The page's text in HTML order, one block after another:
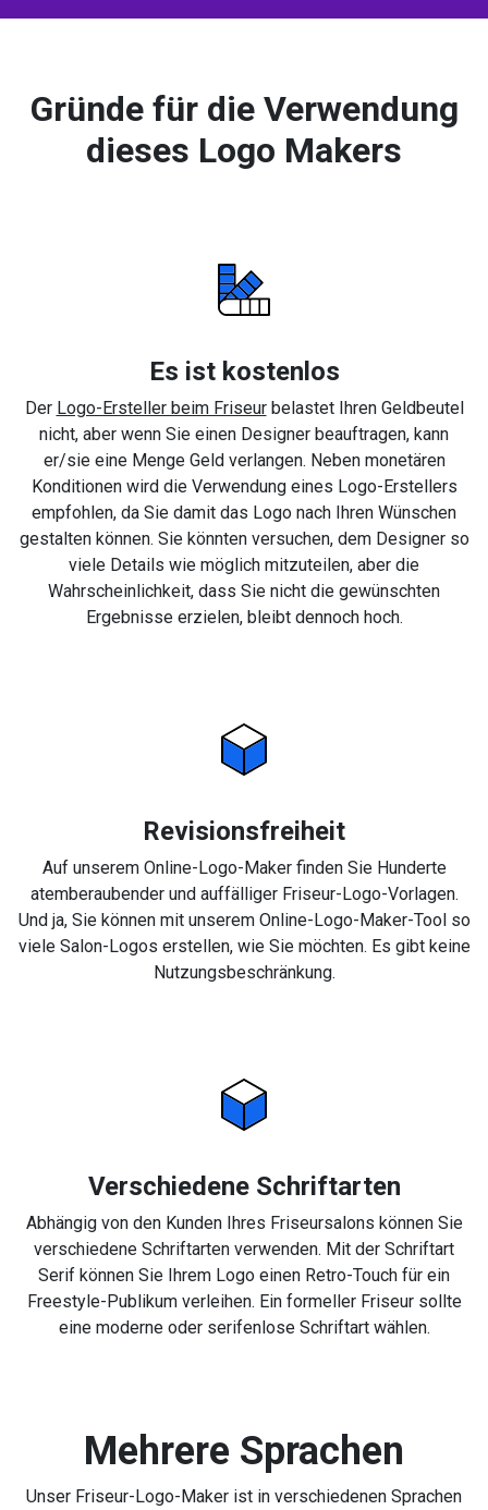
Gründe für die Verwendung
dieses Logo Makers
Es ist kostenlos
Der Logo-Ersteller beim Friseurbelastet Ihren Geldbeutel
nicht, aber wenn Sie einen Designer beauftragen, kann
er/sie eine Menge Geld verlangen. Neben monetären
Konditionen wird die Verwendung eines Logo-Erstellers
empfohlen, da Sie damit das Logo nach Ihren Wünschen
gestalten können. Sie könnten versuchen, dem Designer so
viele Details wie möglich mitzuteilen, aber die
Wahrscheinlichkeit, dass Sie nicht die gewünschten
Ergebnisse erzielen, bleibt dennoch hoch.
Revisionsfreiheit
Auf unserem Online-Logo-Maker finden Sie Hunderte
atemberaubender und auffälliger Friseur-Logo-Vorlagen.
Und ja, Sie können mit unserem Online-Logo-Maker-Tool so
viele Salon-Logos erstellen, wie Sie möchten. Es gibt keine
Nutzungsbeschränkung.
Verschiedene Schriftarten
Abhängig von den Kunden Ihres Friseursalons können Sie
verschiedene Schriftarten verwenden. Mit der Schriftart
Serif können Sie Ihrem Logo einen Retro-Touch für ein
Freestyle-Publikum verleihen. Ein formeller Friseur sollte
eine moderne oder serifenlose Schriftart wählen.
Mehrere Sprachen
Unser Friseur-Logo-Maker ist in verschiedenen Sprachen